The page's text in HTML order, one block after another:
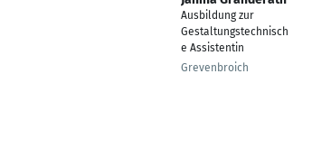
Ausbildung zur
Gestaltungstechnisch
e Assistentin
Grevenbroich